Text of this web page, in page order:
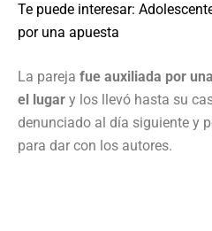
Te puede interesar:
por una apuesta
La pareja fue auxiliada por
el lugar y los llevó hasta su
denunciado al día siguiente y
para dar con los autores.